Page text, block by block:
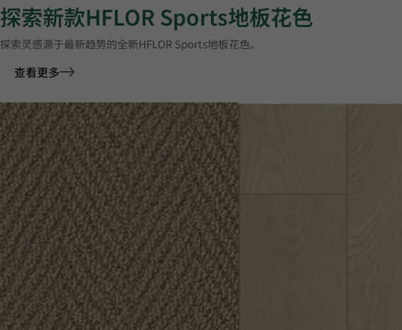
探索新款HFLOR Sports地板花色
探索灵感源于最新趋势的全新HFLOR Sports地板花色。
查看更多